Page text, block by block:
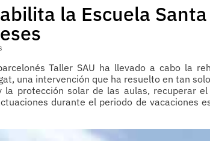
la Escuela
Taller SAU ha llevado a cabo la
una intervención que ha resuelto en tan
protección solar de las aulas, recuperar
durante el periodo de vacaciones